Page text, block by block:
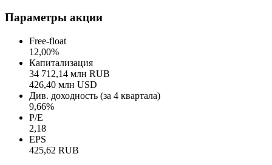
Параметры акции
Free-float
12,00%
Капитализация
34 712,14 млн RUB
426,40 млн USD
Див. доходность (за 4 квартала)
9,66%
P/E
2,18
EPS
425,62 RUB